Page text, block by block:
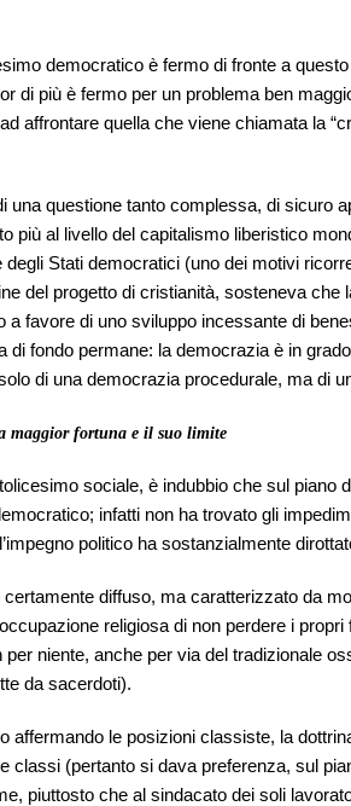
democratico è fermo di fronte a
di più è fermo per un problema ben
affrontare quella che viene chiamata la
una questione tanto complessa, di sicuro
più al livello del capitalismo liberistico
degli Stati democratici (uno dei motivi
del progetto di cristianità, sosteneva
a favore di uno sviluppo incessante di
di fondo permane: la democrazia è in
di una democrazia procedurale, ma di
maggior fortuna e il suo limite
sociale, è indubbio che sul piano
infatti non ha trovato gli
politico ha sostanzialmente
diffuso, ma caratterizzato da
religiosa di non perdere i
niente, anche per via del tradizionale
da sacerdoti).
affermando le posizioni classiste, la
classi (pertanto si dava preferenza, sul
piuttosto che al sindacato dei soli